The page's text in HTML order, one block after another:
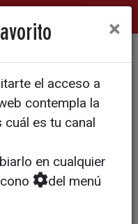
de
el "reloj
en
restringe a
en la
×
el acceso a
contempla la
es tu canal
en cualquier
del menú